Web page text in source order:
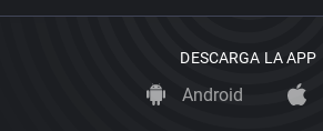
DESCARGA LA APP
Android